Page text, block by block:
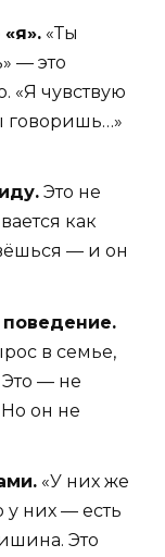
«Ты
— это
«Я чувствую
говоришь…»
Это не
как
— и он
поведение.
в семье,
Это — не
он не
«У них же
у них — есть
Это